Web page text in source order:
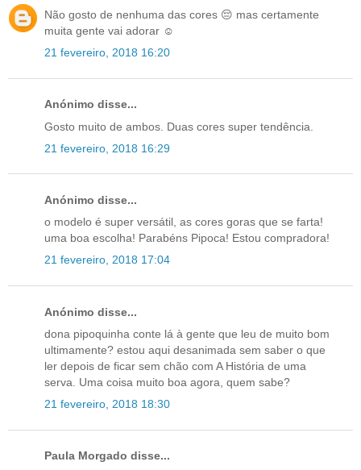
Não gosto de nenhuma das cores 😔 mas certamente
muita gente vai adorar ☺️
21 fevereiro, 2018 16:20
Anónimo disse...
Gosto muito de ambos. Duas cores super tendência.
21 fevereiro, 2018 16:29
Anónimo disse...
o modelo é super versátil, as cores goras que se farta!
uma boa escolha! Parabéns Pipoca! Estou compradora!
21 fevereiro, 2018 17:04
Anónimo disse...
dona pipoquinha conte lá à gente que leu de muito bom
ultimamente? estou aqui desanimada sem saber o que
ler depois de ficar sem chão com A História de uma
serva. Uma coisa muito boa agora, quem sabe?
21 fevereiro, 2018 18:30
Paula Morgado disse...